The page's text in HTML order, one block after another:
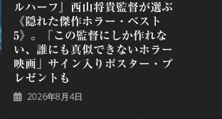
ルハーフ』⻄⼭将貴監督が選ぶ
《隠れた傑作ホラー・ベスト
5》。「この監督にしか作れな
い、誰にも真似できないホラー
映画」サイン入りポスター・プ
レゼントも
2026年8月4日